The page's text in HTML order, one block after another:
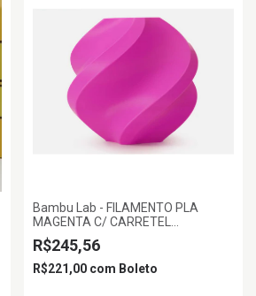
Bambu Lab - FILAMENTO PLA
MAGENTA C/ CARRETEL
REUTILIZAVEL 1KG 1.75MM BAMBU
LAB
R$245,56
R$221,00 com Boleto